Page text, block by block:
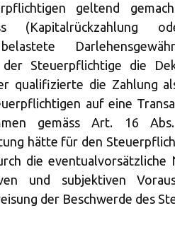
geltend
(Kapitalrückzahlung
der Steuerpflichtige die
qualifizierte die Zahlung
auf eine
gemäss Art. 16
hätte für den
die eventualvorsätzliche
und subjektiven
der Beschwerde des